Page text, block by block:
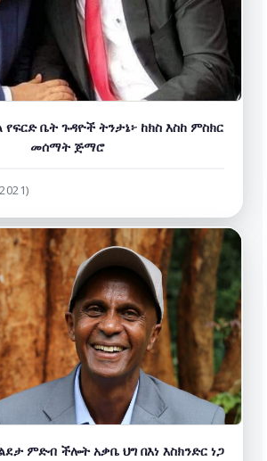
ቤት ጉዳዮች ትንታኔ፦ ከክስ እስከ ምስክር
መሰማት ጅማሮ
ምድብ ችሎት አቃቤ ህግ በእነ እስክንድር ነጋ